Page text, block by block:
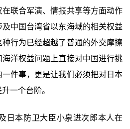
联合军演、情报共享等方面动作
中国台湾省以东海域的相关权益
行为已经超越了普通的外交摩擦
洋权益问题上直接对中国进行挑
件事，更是让我们必须把对日本
一个台阶。
日本防卫大臣小泉进次郎本人在